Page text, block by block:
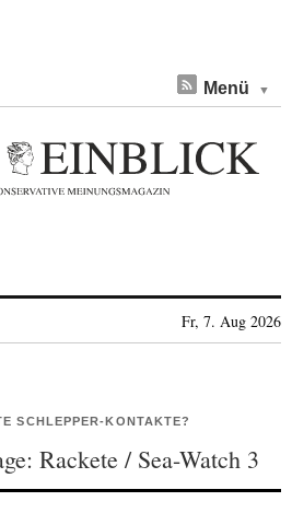
Menü
Fr, 7. Aug 2026
SCHLEPPER-KONTAKTE?
Rackete / Sea-Watch 3